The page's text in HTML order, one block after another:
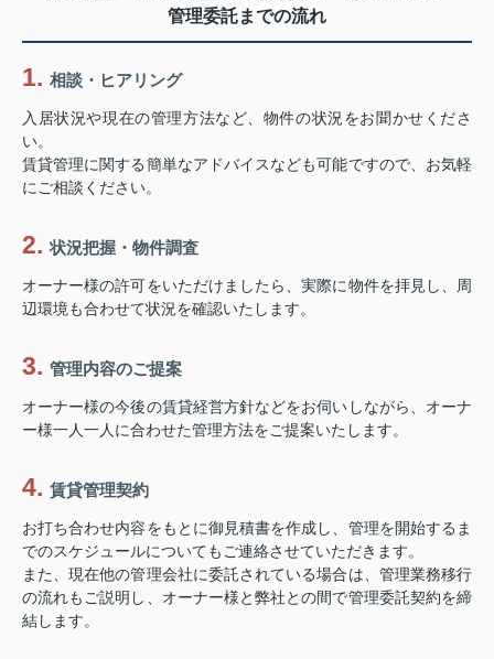
管理委託までの流れ
相談・ヒアリング
入居状況や現在の管理方法など、物件の状況をお聞かせくださ
い。
賃貸管理に関する簡単なアドバイスなども可能ですので、お気軽
にご相談ください。
状況把握・物件調査
オーナー様の許可をいただけましたら、実際に物件を拝見し、周
辺環境も合わせて状況を確認いたします。
管理内容のご提案
オーナー様の今後の賃貸経営方針などをお伺いしながら、オーナ
ー様一人一人に合わせた管理方法をご提案いたします。
賃貸管理契約
お打ち合わせ内容をもとに御見積書を作成し、管理を開始するま
でのスケジュールについてもご連絡させていただきます。
また、現在他の管理会社に委託されている場合は、管理業務移行
の流れもご説明し、オーナー様と弊社との間で管理委託契約を締
結します。